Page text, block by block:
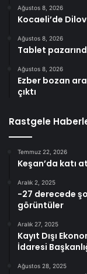
Ağustos 8, 2026
Kocaeli’de
Ağustos 8, 2026
Tablet
Ağustos 8, 2026
Ezber bozan
çıktı
Rastgele
Temmuz 22, 2026
Keşan’da katı
Aralık 2, 2025
-27 derecede
görüntüler
Aralık 27, 2025
Kayıt Dışı
İdaresi
Ağustos 28, 2025